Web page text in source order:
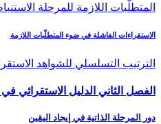
المتطلّبات اللازمة للمرحلة
الاستقراءات الفاشلة في ضوء المتطلّبات اللازمة
الترتيب التسلسلي للشواهد
الفصل الثاني ‏الدليل الاستقرائي في
دور المرحلة الذاتية في إيجاد اليقين‏